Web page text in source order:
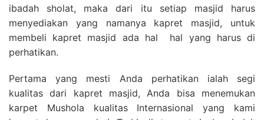
ibadah sholat, maka dari itu setiap masjid harus
menyediakan yang namanya kapret masjid, untuk
membeli kapret masjid ada hal hal yang harus di
perhatikan.
Pertama yang mesti Anda perhatikan ialah segi
kualitas dari kapret masjid, Anda bisa menemukan
karpet Mushola kualitas Internasional yang kami